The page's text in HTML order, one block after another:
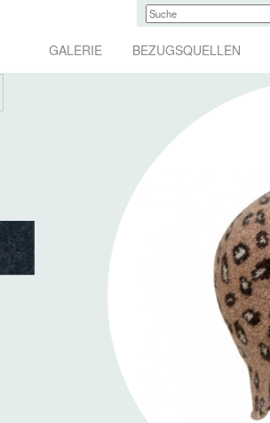
GALERIE BEZUGSQUELLEN